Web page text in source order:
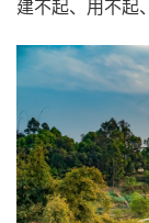
建不起、用不起